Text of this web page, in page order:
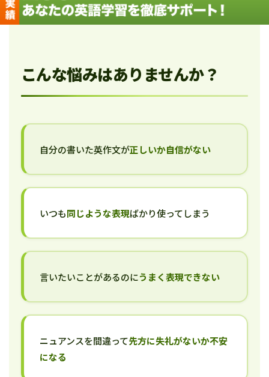
こんな悩みはありませんか？
自分の書いた英作文が正しいか自信がない
いつも同じような表現ばかり使ってしまう
言いたいことがあるのにうまく表現できない
ニュアンスを間違って先方に失礼がないか不安
になる